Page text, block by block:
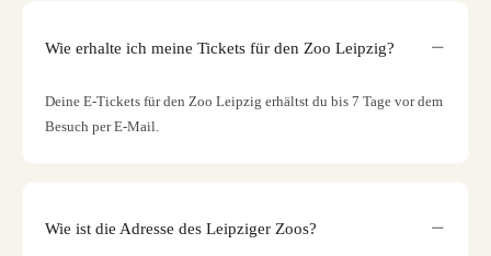
Wie erhalte ich meine Tickets für den Zoo Leipzig?
Deine E-Tickets für den Zoo Leipzig erhältst du bis 7 Tage vor dem
Besuch per E-Mail.
Wie ist die Adresse des Leipziger Zoos?